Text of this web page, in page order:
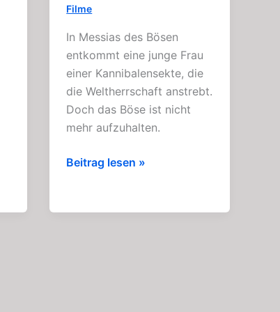
Filme
In Messias des Bösen
entkommt eine junge Frau
einer Kannibalensekte, die
die Weltherrschaft anstrebt.
Doch das Böse ist nicht
mehr aufzuhalten.
Messias
Spannender
Beitrag lesen »